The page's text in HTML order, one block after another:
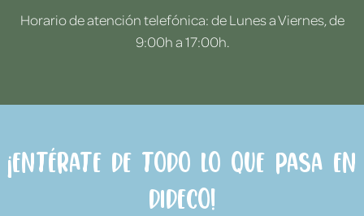
Horario de atención telefónica: de Lunes a Viernes, de
9:00h a 17:00h.
¡Entérate de todo lo que pasa en
Dideco!